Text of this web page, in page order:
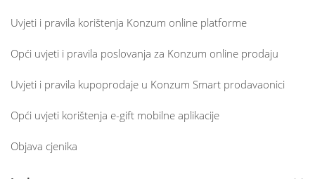
Uvjeti i pravila korištenja Konzum online platforme
Opći uvjeti i pravila poslovanja za Konzum online prodaju
Uvjeti i pravila kupoprodaje u Konzum Smart prodavaonici
Opći uvjeti korištenja e-gift mobilne aplikacije
Objava cjenika